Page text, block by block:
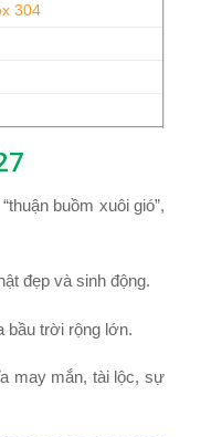
304
buồm xuôi gió”,
đẹp và sinh động.
bầu trời rộng lớn.
may mắn, tài lộc,sự